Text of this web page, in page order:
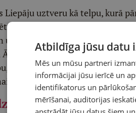
Liepāju uztveru kā telpu, kurā
starp robežām – starp
struktūru," par
Viņas personālizstāde
atklājot pilsētu kā dzīvu un
līdz 19. jūlijam būs
100. sezonu
Atbildīga jūsu datu
Mēs un mūsu partneri
informācijai jūsu ierīcē un
identifikatorus un
mērīšanai, auditorijas